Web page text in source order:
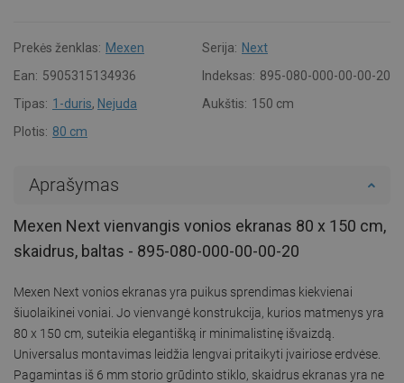
Prekės ženklas: Mexen Serija: Next
Ean: 5905315134936 Indeksas: 895-080-000-00-00-20
Tipas: 1-duris, Nejuda Aukštis: 150 cm
Plotis: 80 cm
Aprašymas
Mexen Next vienvangis vonios ekranas 80 x 150 cm,
skaidrus, baltas - 895-080-000-00-00-20
Mexen Next vonios ekranas yra puikus sprendimas kiekvienai
šiuolaikinei voniai. Jo vienvangė konstrukcija, kurios matmenys yra
80 x 150 cm, suteikia elegantišką ir minimalistinę išvaizdą.
Universalus montavimas leidžia lengvai pritaikyti įvairiose erdvėse.
Pagamintas iš 6 mm storio grūdinto stiklo, skaidrus ekranas yra ne